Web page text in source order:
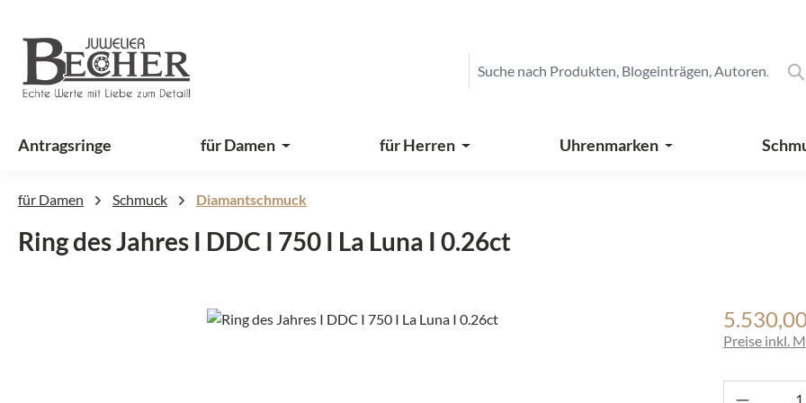
Antragsringe für Damen für Herren Uhrenmarken
für Damen Schmuck Diamantschmuck
Ring des Jahres I DDC I 750 I La Luna I 0.26ct
Regulärer
Preise inkl.
Produkt